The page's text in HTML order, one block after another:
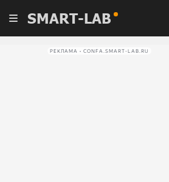
SMART-LAB
РЕКЛАМА • CONFA.SMART-LAB.RU